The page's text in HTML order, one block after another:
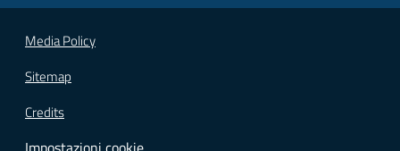
Vai alla pagina
Media Policy
Sitemap
Credits